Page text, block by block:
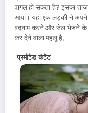
पागल हो सकता है? इसका
आया। यहां एक लड़की ने अपने
बदनाम करने और जेल भेजने के
कर देने वाला पहलू है,